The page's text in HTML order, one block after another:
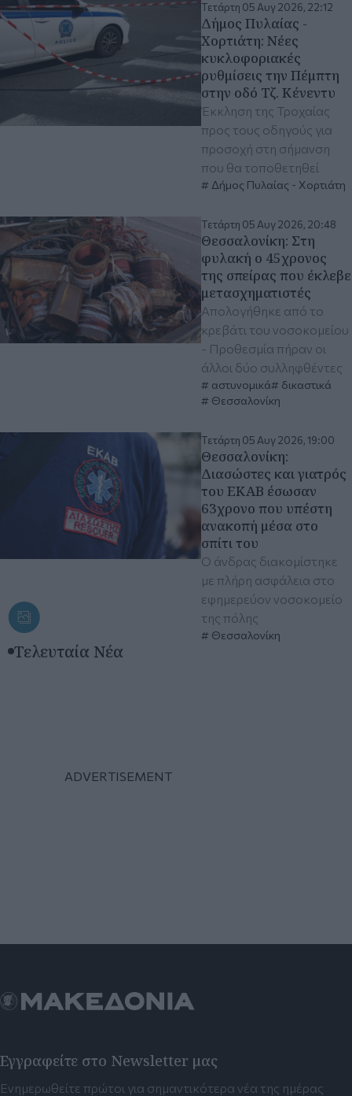
Τετάρτη 05 Αυγ 2026, 22:12
Δήμος Πυλαίας -
Χορτιάτη: Νέες
κυκλοφοριακές
ρυθμίσεις την Πέμπτη
στην οδό Τζ. Κένεντυ
Έκκληση της Τροχαίας
προς τους οδηγούς για
προσοχή στη σήμανση
που θα τοποθετηθεί
Δήμος Πυλαίας - Χορτιάτη
Τετάρτη 05 Αυγ 2026, 20:48
Θεσσαλονίκη: Στη
φυλακή ο 45χρονος
της σπείρας που έκλεβε
μετασχηματιστές
Απολογήθηκε από το
κρεβάτι του νοσοκομείου
- Προθεσμία πήραν οι
άλλοι δύο συλληφθέντες
αστυνομικά
δικαστικά
Θεσσαλονίκη
Τετάρτη 05 Αυγ 2026, 19:00
Θεσσαλονίκη:
Διασώστες και γιατρός
του ΕΚΑΒ έσωσαν
63χρονο που υπέστη
ανακοπή μέσα στο
σπίτι του
O άνδρας διακομίστηκε
με πλήρη ασφάλεια στο
εφημερεύον νοσοκομείο
της πόλης
Θεσσαλονίκη
Τελευταία Νέα
Εγγραφείτε στο Newsletter μας
Ενημερωθείτε πρώτοι για σημαντικότερα νέα της ημέρας